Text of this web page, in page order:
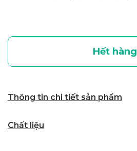
Hết hàng
Thông tin chi tiết sản phẩm
Chất liệu